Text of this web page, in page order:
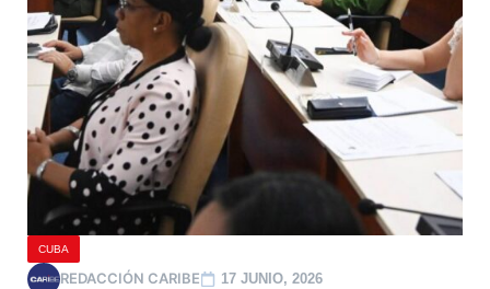
CUBA
REDACCIÓN CARIBE 17 JUNIO, 2026